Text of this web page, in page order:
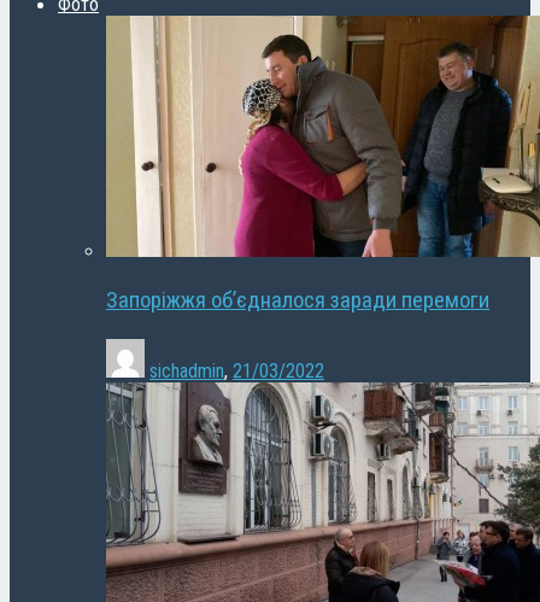
Фото
Запоріжжя об’єдналося заради перемоги
sichadmin, 21/03/2022